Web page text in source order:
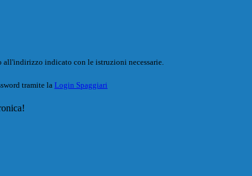
all'indirizzo indicato con le istruzioni necessarie.
tramite la Login Spaggiari